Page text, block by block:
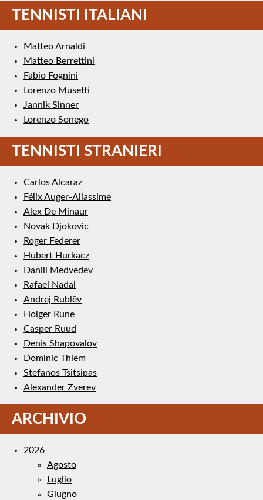
TENNISTI ITALIANI
Matteo Arnaldi
Matteo Berrettini
Fabio Fognini
Lorenzo Musetti
Jannik Sinner
Lorenzo Sonego
TENNISTI STRANIERI
Carlos Alcaraz
Félix Auger-Aliassime
Alex De Minaur
Novak Djokovic
Roger Federer
Hubert Hurkacz
Daniil Medvedev
Rafael Nadal
Andrej Rublëv
Holger Rune
Casper Ruud
Denis Shapovalov
Dominic Thiem
Stefanos Tsitsipas
Alexander Zverev
ARCHIVIO
2026
Agosto
Luglio
Giugno